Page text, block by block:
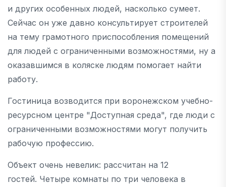
и других особенных людей, насколько сумеет.
Сейчас он уже давно консультирует строителей
на тему грамотного приспособления помещений
для людей с ограниченными возможностями, ну а
оказавшимся в коляске людям помогает найти
работу.
Гостиница возводится при воронежском учебно-
ресурсном центре "Доступная среда", где люди с
ограниченными возможностями могут получить
рабочую профессию.
Объект очень невелик: рассчитан на 12
гостей. Четыре комнаты по три человека в